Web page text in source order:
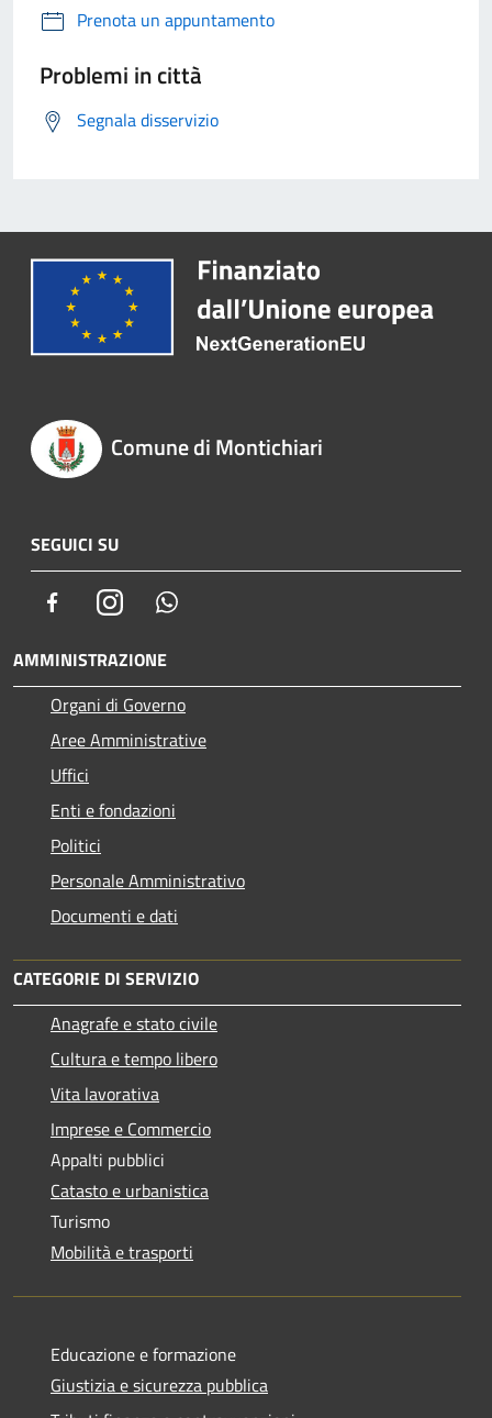
Prenota un appuntamento
Problemi in città
Segnala disservizio
Comune di Montichiari
SEGUICI SU
FacebookInstagram
AMMINISTRAZIONE
Organi di Governo
Aree Amministrative
Uffici
Enti e fondazioni
Politici
Personale Amministrativo
Documenti e dati
CATEGORIE DI SERVIZIO
Anagrafe e stato civile
Cultura e tempo libero
Vita lavorativa
Imprese e Commercio
Appalti pubblici
Catasto e urbanistica
Turismo
Mobilità e trasporti
Educazione e formazione
Giustizia e sicurezza pubblica